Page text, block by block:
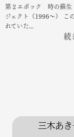
第２エポック 時の蘇生
ジェクト（1996～） こ
れていた...
続
三木あ